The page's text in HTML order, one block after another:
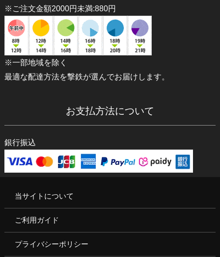
※ご注文金額2000円未満:880円
※一部地域を除く
最適な配達方法を撃鉄が選んでお届けします。
お支払方法について
銀行振込
当サイトについて
ご利用ガイド
プライバシーポリシー